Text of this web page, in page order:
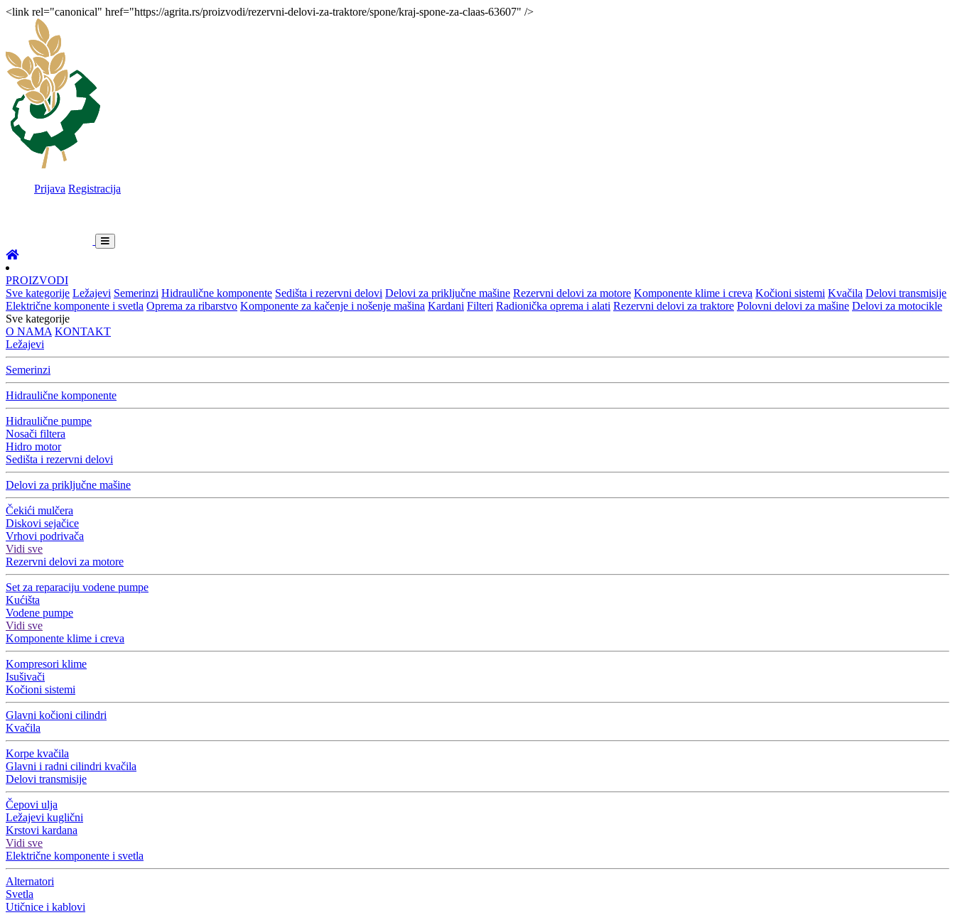
<link rel="canonical" href="https://agrita.rs/proizvodi/rezervni-delovi-za-traktore/spone/kraj-spone-za-claas-63607" />
Prijava Registracija
PROIZVODI
Sve kategorije Ležajevi Semerinzi Hidraulične komponente Sedišta i rezervni delovi Delovi za priključne mašine Rezervni delovi za motore Komponente klime i creva Kočioni sistemi Kvačila Delovi transmisije
Električne komponente i svetla Oprema za ribarstvo Komponente za kačenje i nošenje mašina Kardani Filteri Radionička oprema i alati Rezervni delovi za traktore Polovni delovi za mašine Delovi za motocikle
Sve kategorije
O NAMA KONTAKT
Ležajevi
Semerinzi
Hidraulične komponente
Hidraulične pumpe
Nosači filtera
Hidro motor
Sedišta i rezervni delovi
Delovi za priključne mašine
Čekići mulčera
Diskovi sejačice
Vrhovi podrivača
Vidi sve
Rezervni delovi za motore
Set za reparaciju vodene pumpe
Kućišta
Vodene pumpe
Vidi sve
Komponente klime i creva
Kompresori klime
Isušivači
Kočioni sistemi
Glavni kočioni cilindri
Kvačila
Korpe kvačila
Glavni i radni cilindri kvačila
Delovi transmisije
Čepovi ulja
Ležajevi kuglični
Krstovi kardana
Vidi sve
Električne komponente i svetla
Alternatori
Svetla
Utičnice i kablovi